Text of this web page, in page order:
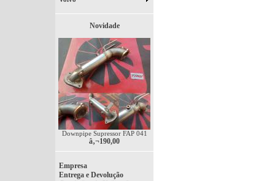
Novidade
Downpipe Supressor FAP 041
â‚¬190,00
Empresa
Entrega e Devolução